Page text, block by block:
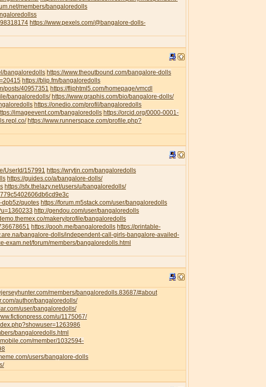
members/bangaloredolls
https://www.pexels.com/@bangalore-dolls-
bangaloredolls https://www.theoutbound.com/bangalore-dolls
https://blip.fm/bangaloredolls
posts/40957351 https://fliphtml5.com/homepage/vmcdl
bangaloredolls/ https://www.graphis.com/bio/bangalore-dolls/
https://onedio.com/profil/bangaloredolls
imageevent.com/bangaloredolls https://orcid.org/0000-0001-
https://www.runnerspace.com/profile.php?
UserId/157991 https://wrytin.com/bangaloredolls
https://guides.co/a/bangalore-dolls/
https://sfx.thelazy.net/users/u/bangaloredolls/
dpb5z/quotes https://forum.m5stack.com/user/bangaloredolls
http://gendou.com/user/bangaloredolls
makery/profile/bangaloredolls
https://qooh.me/bangaloredolls https://printable-
bangalore-dolls/independent-call-girls-bangalore-availed-
exam.net/forum/members/bangaloredolls.html
members/bangaloredolls.83687/#about
author/bangaloredolls/
user/bangaloredolls/
u/1175067/
bangaloredolls.html
member/1032594-
users/bangalore-dolls